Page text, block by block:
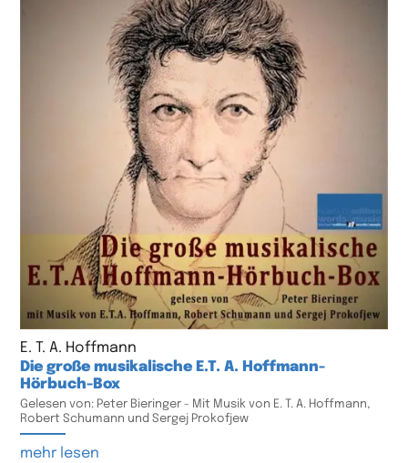
E. T. A. Hoffmann
Die große musikalische E.T. A. Hoffmann-
Hörbuch-Box
Gelesen von: Peter Bieringer - Mit Musik von E. T. A. Hoffmann,
Robert Schumann und Sergej Prokofjew
mehr lesen